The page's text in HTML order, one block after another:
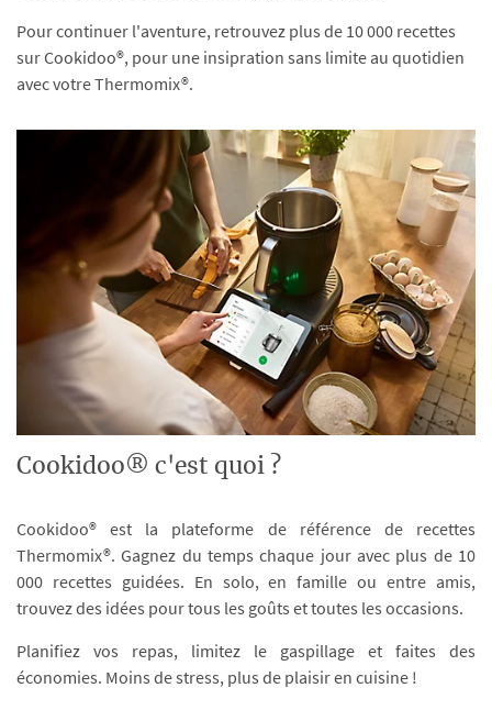
Pour continuer l'aventure, retrouvez plus de 10 000 recettes
sur Cookidoo®, pour une insipration sans limite au quotidien
avec votre Thermomix®.
Cookidoo® c'est quoi ?
Cookidoo® est la plateforme de référence de recettes
Thermomix®. Gagnez du temps chaque jour avec plus de 10
000 recettes guidées. En solo, en famille ou entre amis,
trouvez des idées pour tous les goûts et toutes les occasions.
Planifiez vos repas, limitez le gaspillage et faites des
économies. Moins de stress, plus de plaisir en cuisine !